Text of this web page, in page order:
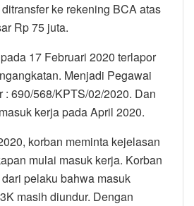
ke rekening BCA atas
Rp 75 juta.
17 Februari 2020 terlapor
Menjadi Pegawai
: 690/568/KPTS/02/2020. Dan
kerja pada April 2020.
korban meminta kejelasan
mulai masuk kerja. Korban
pelaku bahwa masuk
masih diundur. Dengan